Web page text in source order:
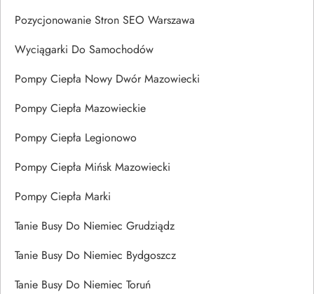
Pozycjonowanie Stron SEO Warszawa
Wyciągarki Do Samochodów
Pompy Ciepła Nowy Dwór Mazowiecki
Pompy Ciepła Mazowieckie
Pompy Ciepła Legionowo
Pompy Ciepła Mińsk Mazowiecki
Pompy Ciepła Marki
Tanie Busy Do Niemiec Grudziądz
Tanie Busy Do Niemiec Bydgoszcz
Tanie Busy Do Niemiec Toruń